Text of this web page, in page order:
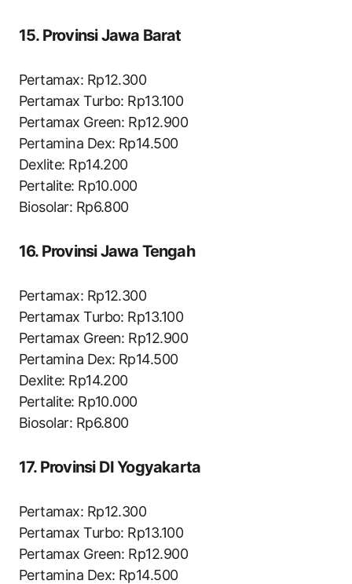
15. Provinsi Jawa Barat
Pertamax: Rp12.300
Pertamax Turbo: Rp13.100
Pertamax Green: Rp12.900
Pertamina Dex: Rp14.500
Dexlite: Rp14.200
Pertalite: Rp10.000
Biosolar: Rp6.800
16. Provinsi Jawa Tengah
Pertamax: Rp12.300
Pertamax Turbo: Rp13.100
Pertamax Green: Rp12.900
Pertamina Dex: Rp14.500
Dexlite: Rp14.200
Pertalite: Rp10.000
Biosolar: Rp6.800
17. Provinsi DI Yogyakarta
Pertamax: Rp12.300
Pertamax Turbo: Rp13.100
Pertamax Green: Rp12.900
Pertamina Dex: Rp14.500